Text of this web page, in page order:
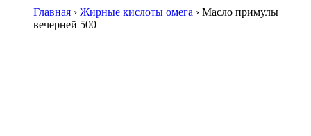
Главная › Жирные кислоты омега › Масло примулы
вечерней 500